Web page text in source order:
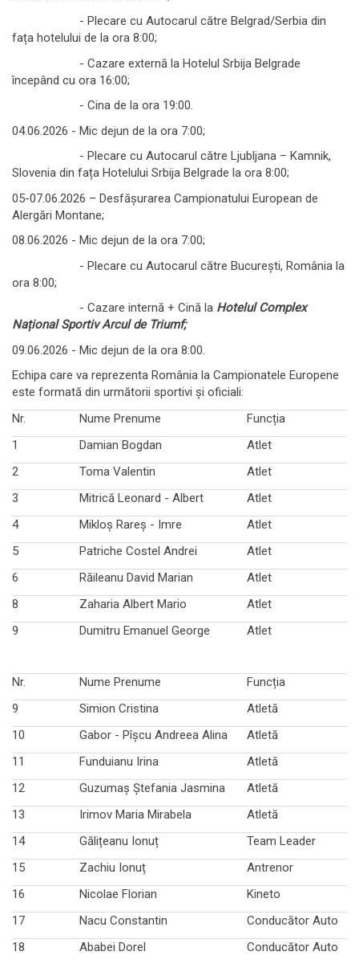
- Plecare cu Autocarul către Belgrad/Serbia din
fața hotelului de la ora 8:00;
- Cazare externă la Hotelul Srbija Belgrade
începând cu ora 16:00;
- Cina de la ora 19:00.
04.06.2026 - Mic dejun de la ora 7:00;
- Plecare cu Autocarul către Ljubljana – Kamnik,
Slovenia din fața Hotelului Srbija Belgrade la ora 8:00;
05-07.06.2026 – Desfășurarea Campionatului European de
Alergări Montane;
08.06.2026 - Mic dejun de la ora 7:00;
- Plecare cu Autocarul către București, România la
ora 8:00;
- Cazare internă + Cină la HotelulComplex
Național Sportiv Arcul de Triumf;
09.06.2026 - Mic dejun de la ora 8:00.
Echipa care va reprezenta România la Campionatele Europene
este formată din următorii sportivi și oficiali:
Nr.
Nume Prenume
Funcția
1
Damian Bogdan
Atlet
2
Toma Valentin
Atlet
3
Mitrică Leonard - Albert
Atlet
4
Mikloș Rareș - Imre
Atlet
5
Patriche Costel Andrei
Atlet
6
Răileanu David Marian
Atlet
8
Zaharia Albert Mario
Atlet
9
Dumitru Emanuel George Atlet
Nr. Nume Prenume
Funcția
9
Simion Cristina
Atletă
10
Gabor - Pîșcu Andreea Alina
Atletă
11
Funduianu Irina
Atletă
12
Guzumaș Ștefania Jasmina
Atletă
13
Irimov Maria Mirabela
Atletă
14
Gălițeanu Ionuț
Team Leader
15
Zachiu Ionuț
Antrenor
16
Nicolae Florian
Kineto
17
Nacu Constantin
Conducător Auto
18
Ababei Dorel Conducător Auto